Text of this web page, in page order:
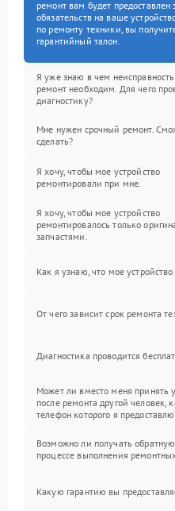
ремонт вам будет
обязательств на ваше
по ремонту техники, вы
гарантийный талон.
Я уже знаю в чем
ремонт необходим. Для чего
диагностику?
Мне нужен срочный ремонт.
сделать?
Я хочу, чтобы мое устройство
ремонтировали при мне.
Я хочу, чтобы мое устройство
ремонтировалось только
запчастями.
Как я узнаю, что мое устройство
От чего зависит срок ремонта
Диагностика проводится
Может ли вместо меня принять
после ремонта другой человек,
телефон которого я
Возможно ли получать
процессе выполнения
Какую гарантию вы